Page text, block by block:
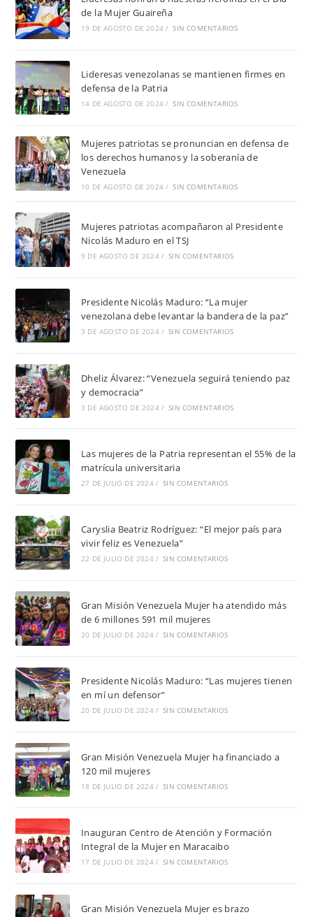
de la Mujer Guaireña
19 DE AGOSTO DE 2024 / SIN COMENTARIOS
Lideresas venezolanas se mantienen firmes en
defensa de la Patria
14 DE AGOSTO DE 2024 / SIN COMENTARIOS
Mujeres patriotas se pronuncian en defensa de
los derechos humanos y la soberanía de
Venezuela
10 DE AGOSTO DE 2024 / SIN COMENTARIOS
Mujeres patriotas acompañaron al Presidente
Nicolás Maduro en el TSJ
9 DE AGOSTO DE 2024 / SIN COMENTARIOS
Presidente Nicolás Maduro: “La mujer
venezolana debe levantar la bandera de la paz”
3 DE AGOSTO DE 2024 / SIN COMENTARIOS
Dheliz Álvarez: “Venezuela seguirá teniendo paz
y democracia”
3 DE AGOSTO DE 2024 / SIN COMENTARIOS
Las mujeres de la Patria representan el 55% de la
matrícula universitaria
27 DE JULIO DE 2024 / SIN COMENTARIOS
Caryslia Beatriz Rodríguez: “El mejor país para
vivir feliz es Venezuela”
22 DE JULIO DE 2024 / SIN COMENTARIOS
Gran Misión Venezuela Mujer ha atendido más
de 6 millones 591 mil mujeres
20 DE JULIO DE 2024 / SIN COMENTARIOS
Presidente Nicolás Maduro: “Las mujeres tienen
en mí un defensor”
20 DE JULIO DE 2024 / SIN COMENTARIOS
Gran Misión Venezuela Mujer ha financiado a
120 mil mujeres
18 DE JULIO DE 2024 / SIN COMENTARIOS
Inauguran Centro de Atención y Formación
Integral de la Mujer en Maracaibo
17 DE JULIO DE 2024 / SIN COMENTARIOS
Gran Misión Venezuela Mujer es brazo